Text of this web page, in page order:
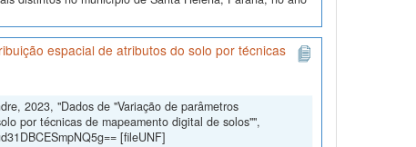
espacial de atributos do solo por técnicas
2023, "Dados de "Variação de parâmetros
por técnicas de mapeamento digital de solos"",
[fileUNF]